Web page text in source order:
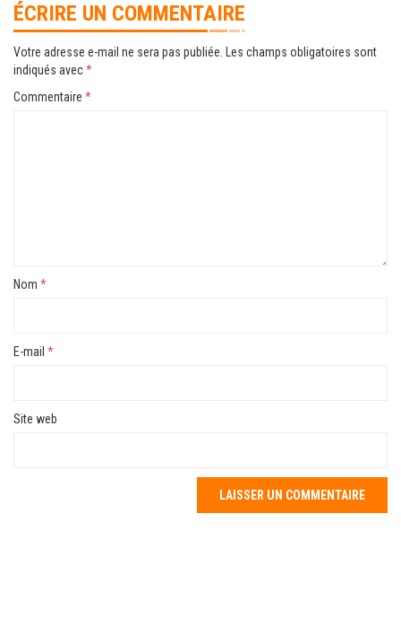
ÉCRIRE UN COMMENTAIRE
Votre adresse e-mail ne sera pas publiée.
Les champs obligatoires sont
indiqués avec*
Commentaire *
Nom *
E-mail *
Site web